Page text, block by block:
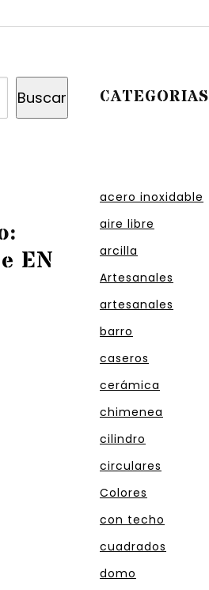
Buscar
EN
CATEGORIAS
acero inoxidable
aire libre
arcilla
Artesanales
artesanales
barro
caseros
cerámica
chimenea
cilindro
circulares
Colores
con techo
cuadrados
domo